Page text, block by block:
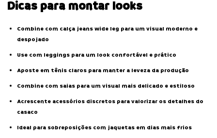
Dicas para montar looks
Combine com calça jeans wide leg para um visual moderno e
despojado
Use com leggings para um look confortável e prático
Aposte em tênis claros para manter a leveza da produção
Combine com saias para um visual mais delicado e estiloso
Acrescente acessórios discretos para valorizar os detalhes do
casaco
Ideal para sobreposições com jaquetas em dias mais frios